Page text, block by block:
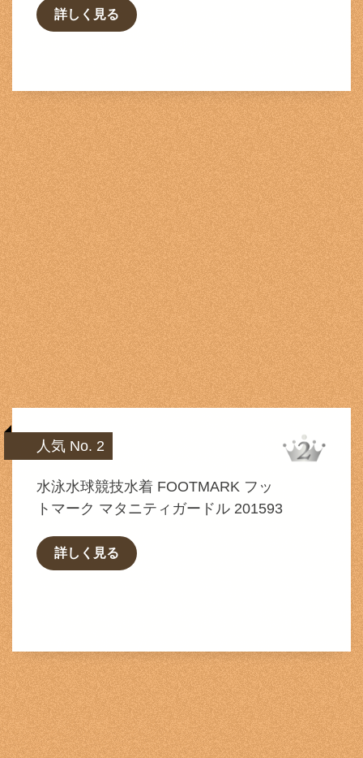
詳しく見る
人気 No. 2
水泳水球競技水着 FOOTMARK フッ
トマーク マタニティガードル 201593
詳しく見る